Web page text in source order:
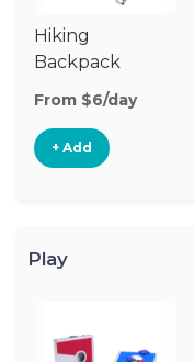
Hiking
Backpack
Carrier
From $6/day
+ Add
Play